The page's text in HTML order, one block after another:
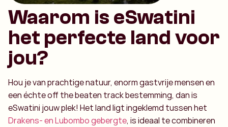
Waarom is eSwatini
het perfecte land voor
jou?
Hou je van prachtige natuur, enorm gastvrije mensen en
een échte off the beaten track bestemming, dan is
eSwatini jouw plek! Het land ligt ingeklemd tussen het
Drakens- en Lubombo gebergte, is ideaal te combineren